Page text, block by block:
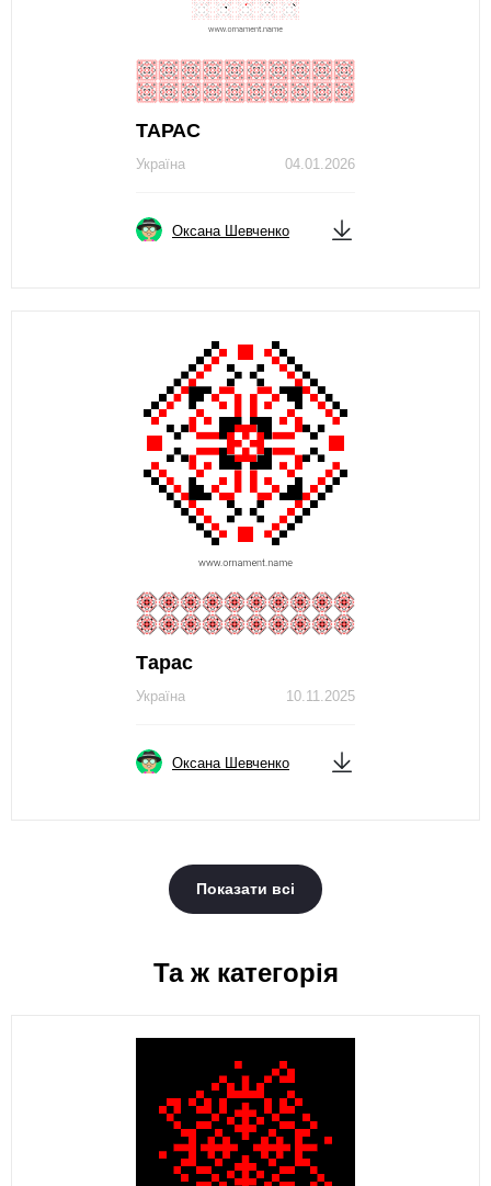
ТАРАС
04.01.2026
Україна
Оксана Шевченко
Тарас
10.11.2025
Україна
Оксана Шевченко
Показати всі
Та ж категорія